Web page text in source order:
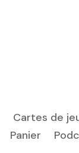
Cartes de
Panier